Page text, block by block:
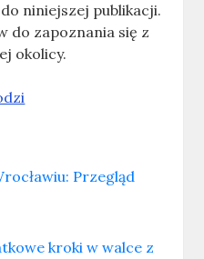
niniejszej publikacji.
do zapoznania się z
okolicy.
Przegląd
kroki w walce z